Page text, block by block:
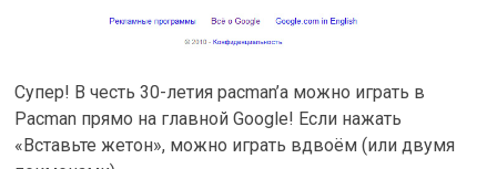
Супер! В честь 30-летия pacman’а можно играть в
Pacman прямо на главной Google! Если нажать
«Вставьте жетон», можно играть вдвоём (или двумя